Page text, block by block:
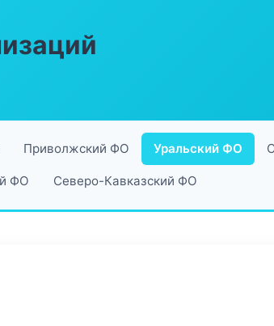
Приволжский ФО Уральский ФО
ФО Северо-Кавказский ФО